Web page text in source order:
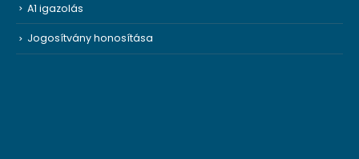
A1 igazolás
Jogosítvány honosítása